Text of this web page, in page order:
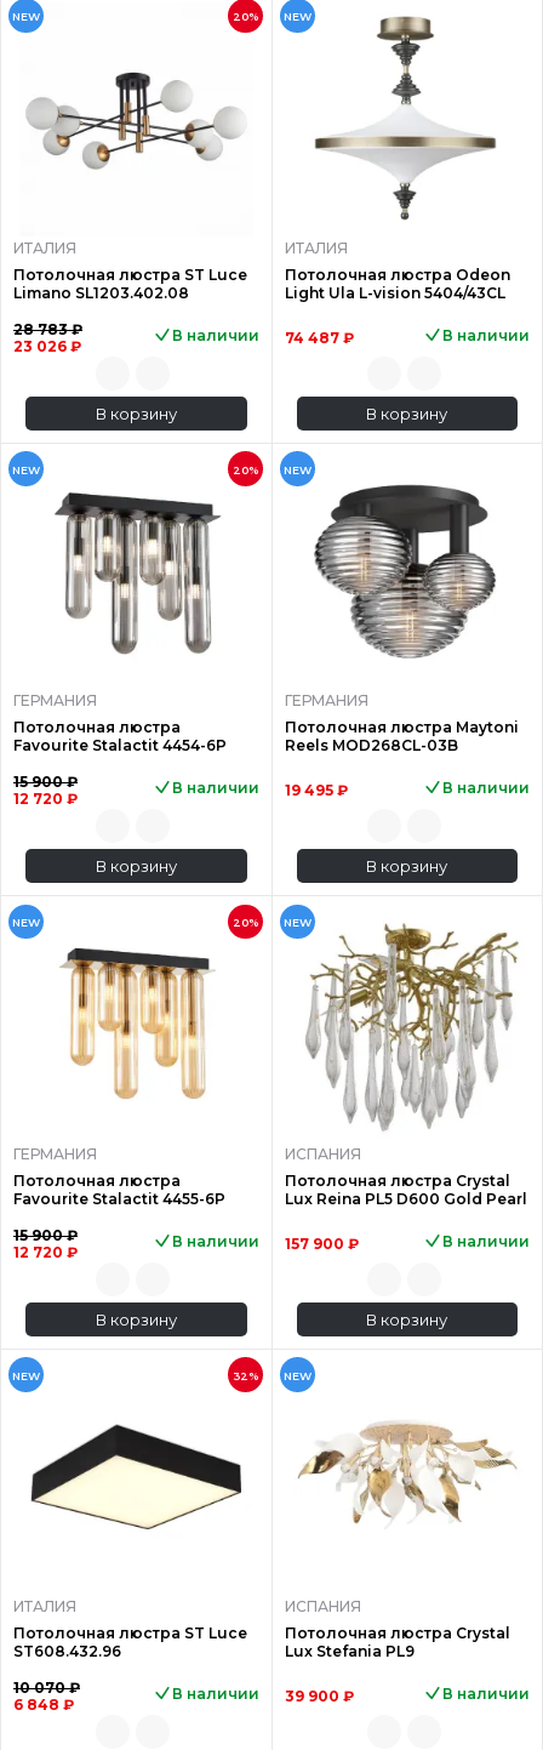
NEW 20%
ИТАЛИЯ
Потолочная люстра ST Luce
Limano SL1203.402.08
28 783 ₽
23 026 ₽
В наличии
В корзину
NEW
ИТАЛИЯ
Потолочная люстра Odeon
Light Ula L-vision 5404/43CL
74 487 ₽ В наличии
В корзину
NEW 20%
ГЕРМАНИЯ
Потолочная люстра
Favourite Stalactit 4454-6P
15 900 ₽
12 720 ₽
В наличии
В корзину
NEW
ГЕРМАНИЯ
Потолочная люстра Maytoni
Reels MOD268CL-03B
19 495 ₽ В наличии
В корзину
NEW 20%
ГЕРМАНИЯ
Потолочная люстра
Favourite Stalactit 4455-6P
15 900 ₽
12 720 ₽
В наличии
В корзину
NEW
ИСПАНИЯ
Потолочная люстра Crystal
Lux Reina PL5 D600 Gold Pearl
157 900 ₽ В наличии
В корзину
NEW 32%
ИТАЛИЯ
Потолочная люстра ST Luce
ST608.432.96
10 070 ₽
6 848 ₽
В наличии
NEW
ИСПАНИЯ
Потолочная люстра Crystal
Lux Stefania PL9
39 900 ₽ В наличии